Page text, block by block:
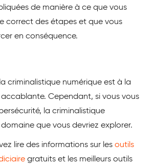
de manière à ce que vous
correct des étapes et que vous
en conséquence.
criminalistique numérique est à la
Cependant, si vous vous
la criminalistique
que vous devriez explorer.
lire des informations sur les outils
gratuits et les meilleurs outils